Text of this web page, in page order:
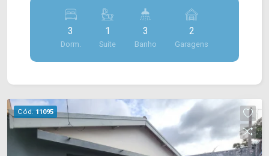
possuindo ampla sala de estar e de jantar
integradas, cozinha planejada, sacada com vista
livre e área de serviço com armários. > 03
quartos, sendo 01 suíte com sacada; > 03
banheiros, sendo 01 social e 01 lavabo; > 02
este condomínio está próximo à Av. de Cillo, Av.
Brasil, Rua Gonçalves Dias e fácil acesso ao
Centro. Esta região conta com hospital Unimed,
restaurante Casa Florindo, Domino`s Pizza,
3
Dorm.
1
Suite
3
Banho
2
Garagens
Cód. 11095